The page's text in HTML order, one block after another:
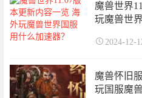
魔兽世界
玩魔兽世
2024-12-
魔兽怀旧
玩国服魔